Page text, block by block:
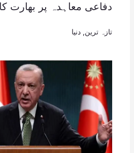
دفاعی معاہدہ پر بھارت
تازہ ترین دنیا